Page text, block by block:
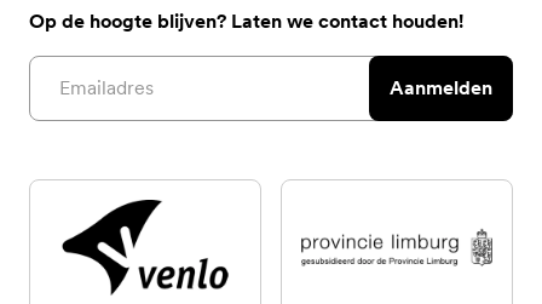
Op de hoogte blijven? Laten we contact houden!
Email address
Aanmelden